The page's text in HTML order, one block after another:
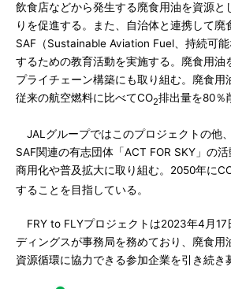
飲食店などから発生する廃食用油を資源と
りを促進する。また、自治体と連携して廃
SAF（Sustainable Aviation Fuel、持続可
するための教育活動を実施する。廃食用油
プライチェーン構築にも取り組む。廃食用
従来の航空燃料に比べてCO2排出量を80％
JALグループではこのプロジェクトの他
SAF関連の有志団体「ACT FOR SKY」の
商用化や普及拡大に取り組む。2050年に
することを目指している。
FRY to FLYプロジェクトは2023年4月17
ディングスが事務局を務めており、廃食用
資源循環に協力できる参加企業を引き続き